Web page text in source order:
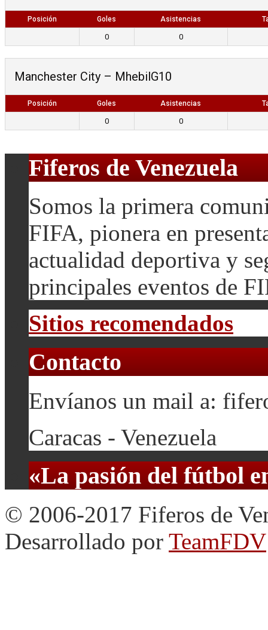
Posición Goles Asistencias
0 0
Manchester City – MhebilG10
Posición Goles Asistencias
0 0
Fiferos de Venezuela
Somos la primera
FIFA, pionera en
actualidad deportiva y
principales eventos de
Sitios recomendados
Contacto
Envíanos un mail a:
Caracas - Venezuela
«La pasión del fútbol
© 2006-2017 Fiferos de
Desarrollado por TeamFDV